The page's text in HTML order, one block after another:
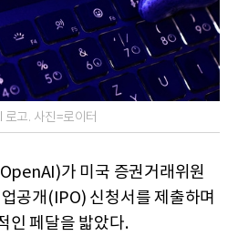
로고. 사진=로이터
가 미국 증권거래위원
공개(IPO) 신청서를 제출하며
인 페달을 밟았다.